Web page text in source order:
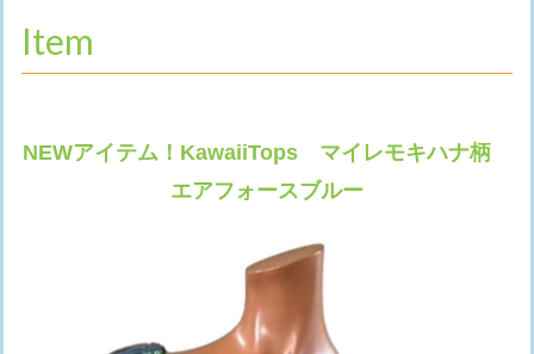
Item
NEWアイテム！KawaiiTops マイレモキハナ柄
エアフォースブルー